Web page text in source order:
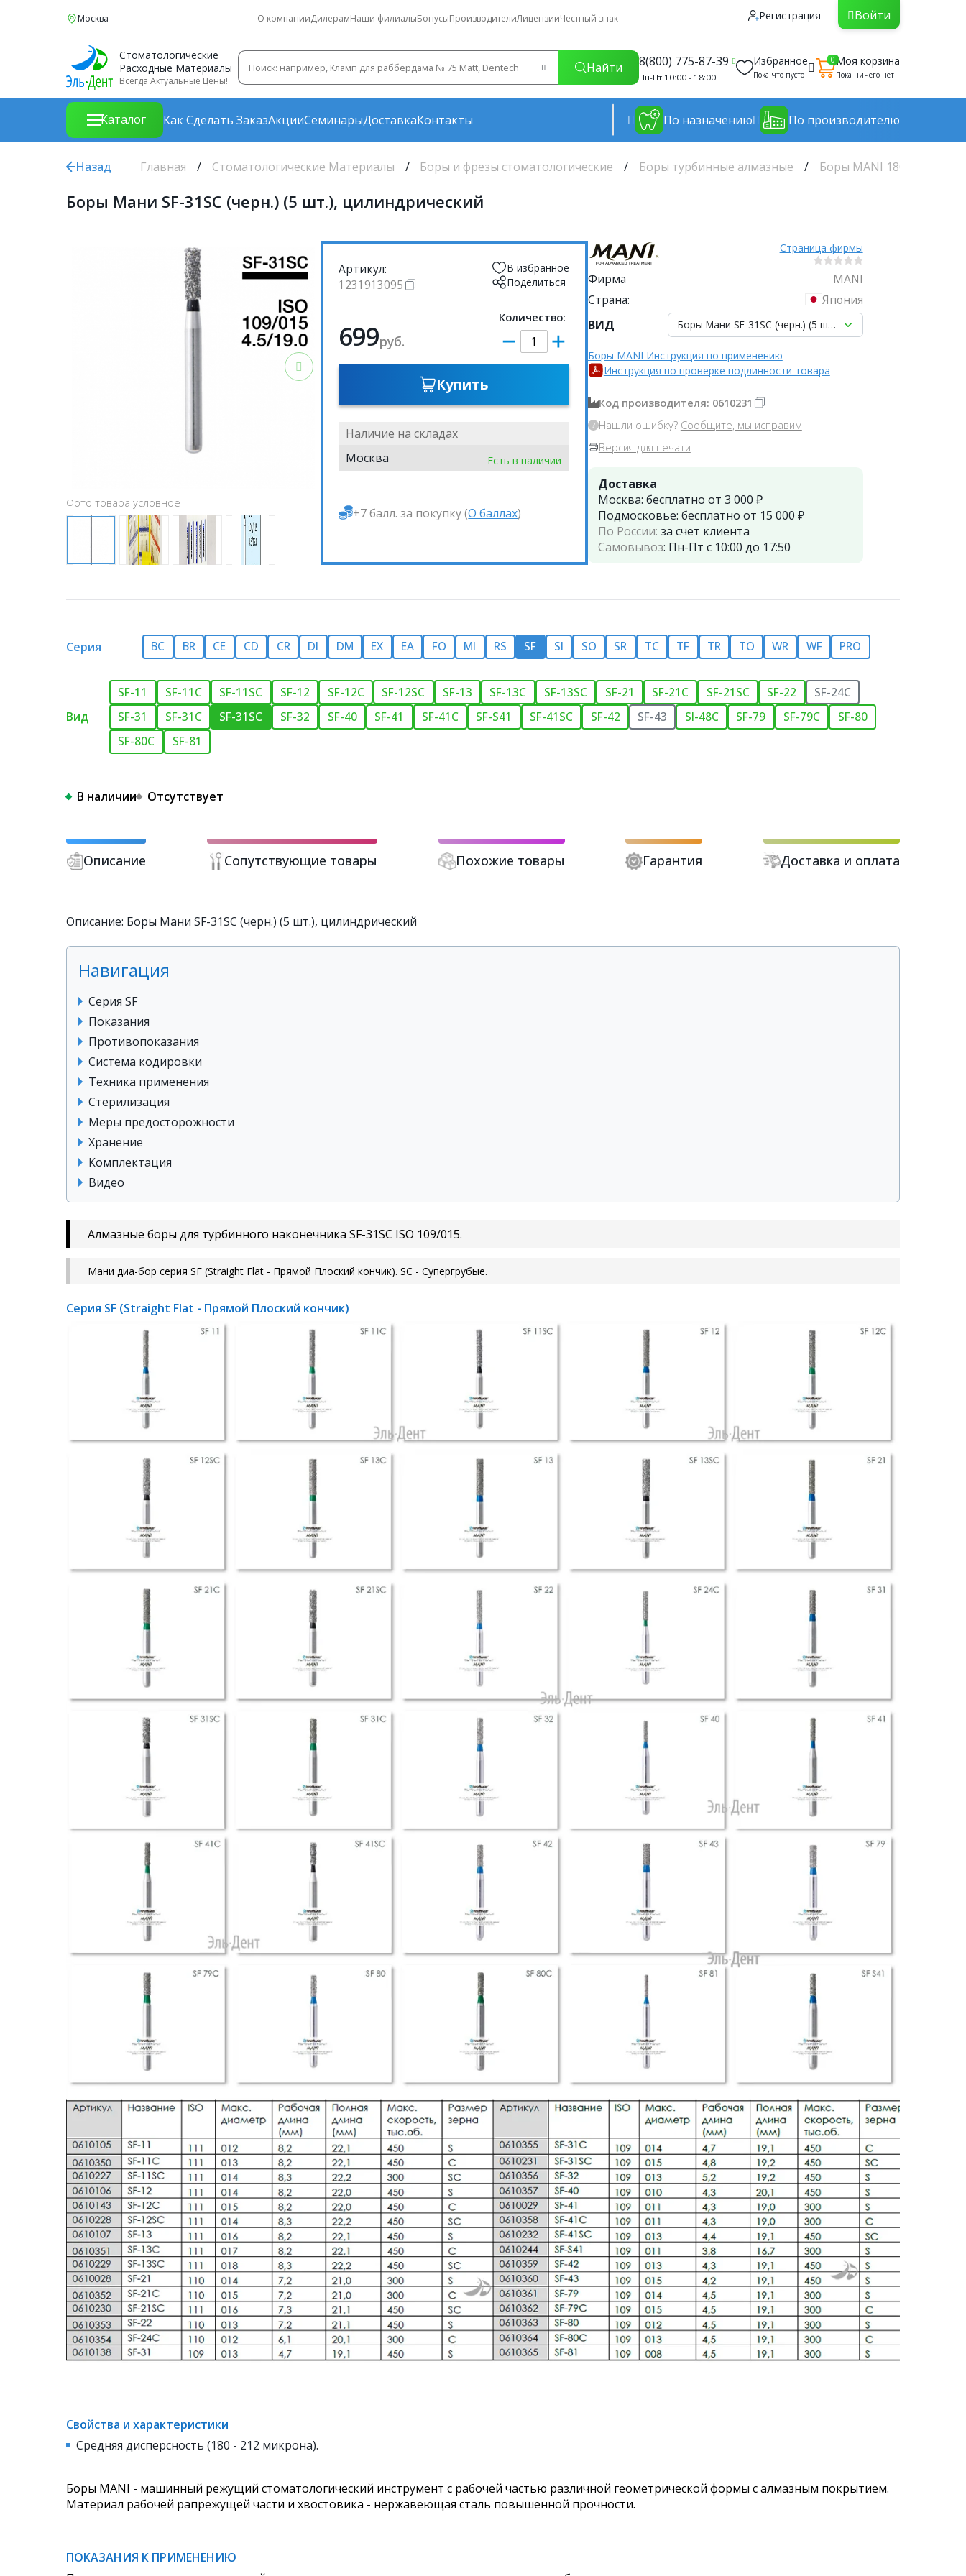
Москва О компанииДилерамНаши филиалыБонусыПроизводителиЛицензииЧестный знак Регистрация Войти
Стоматологические
Расходные Материалы
Всегда Актуальные Цены!
Найти 8(800) 775-87-39
Пн-Пт 10:00 - 18:00
Избранное
Пока что пусто
0Моя корзина
Пока ничего нет
Каталог Как Сделать ЗаказАкцииСеминарыДоставкаКонтакты По назначению По производителю
Назад Главная Стоматологические Материалы Боры и фрезы стоматологические Боры турбинные алмазные Боры MANI 180-212 мкрн
Боры Мани SF-31SC (черн.) (5 шт.), цилиндрический
Фото товара условное
Артикул:
1231913095
В избранное
Поделиться
699руб.
Количество:
Купить
Наличие на складах
Москва
Есть в наличии
+7 балл. за покупку (О баллах)
Страница фирмы
Фирма
MANI
Страна:
Япония
ВИД
Боры Мани SF-31SC (черн.) (5 шт.), цилиндрический
Боры MANI Инструкция по применению
Инструкция по проверке подлинности товара
Код производителя: 0610231
Нашли ошибку? Сообщите, мы исправим
Версия для печати
Доставка
Москва: бесплатно от 3 000 ₽
Подмосковье: бесплатно от 15 000 ₽
По России: за счет клиента
Самовывоз: Пн-Пт с 10:00 до 17:50
Серия BC BR CE CD СR DI DM EX EA FO MI RS SF SI SO SR TC TF TR TO WR WF PRO
Вид
SF-11 SF-11C SF-11SC SF-12 SF-12C SF-12SC SF-13 SF-13C SF-13SC SF-21 SF-21C SF-21SC SF-22
SF-24C
SF-31
SF-31C SF-31SC SF-32 SF-40 SF-41 SF-41C SF-S41 SF-41SC SF-42 SF-43 SI-48C SF-79 SF-79C
SF-80
SF-80C
SF-81
В наличии Отсутствует
Описание Сопутствующие товары Похожие товары Гарантия Доставка и оплата
Описание: Боры Мани SF-31SC (черн.) (5 шт.), цилиндрический
Навигация
Серия SF
Показания
Противопоказания
Система кодировки
Техника применения
Стерилизация
Меры предосторожности
Хранение
Комплектация
Видео
Алмазные боры для турбинного наконечника SF-31SC ISO 109/015.
Мани диа-бор серия SF (Straight Flat - Прямой Плоский кончик). SC - Супергрубые.
Серия SF (Straight Flat - Прямой Плоский кончик)
Свойства и характеристики
Средняя дисперсность (180 - 212 микрона).
Боры MANI - машинный режущий стоматологический инструмент с рабочей частью различной геометрической формы с алмазным покрытием.
Материал рабочей рапрежущей части и хвостовика - нержавеющая сталь повышенной прочности.
ПОКАЗАНИЯ К ПРИМЕНЕНИЮ